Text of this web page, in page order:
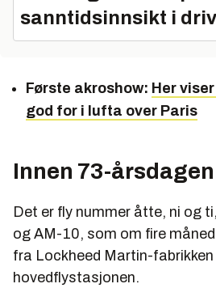
sanntidsinnsikt i
Første akroshow: Her
god for i lufta over Paris
Innen 73-årsdagen
Det er fly nummer åtte, ni og
og AM-10, som om fire
fra Lockheed Martin-fabrikken
hovedflystasjonen.